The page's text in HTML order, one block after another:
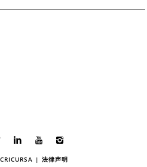
| 法律声明